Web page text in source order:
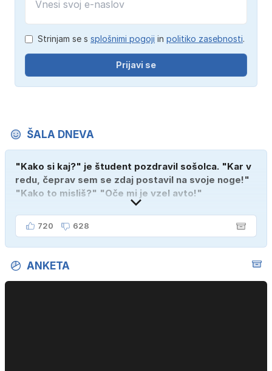
Strinjam se s splošnimi pogoji in politiko zasebnosti.
Prijavi se
ŠALA DNEVA
"Kako si kaj?" je študent pozdravil sošolca. "Kar v
redu, čeprav sem se zdaj postavil na svoje noge!"
"Kako to misliš?" "Oče mi je vzel avto!"
720 628
ANKETA